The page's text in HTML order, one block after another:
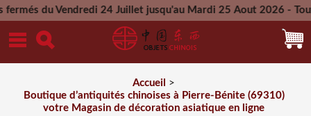
Vendredi 24 Juillet jusqu'au Mardi 25 Aout 2026 - Toutes les
Mercredi 26 Aout 2026
Accueil
>
Boutique d’antiquités chinoises à Pierre-Bénite (69310)
votre Magasin de décoration asiatique en ligne